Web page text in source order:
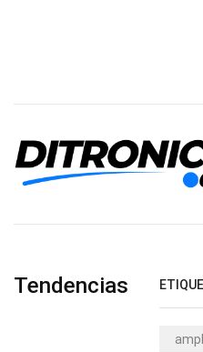
Tendencias